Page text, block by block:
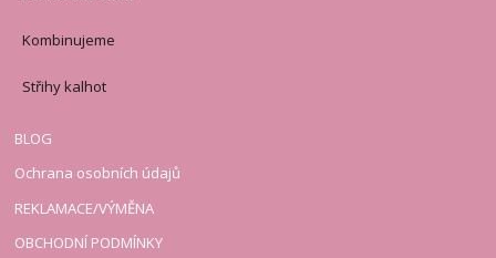
Kombinujeme
Střihy kalhot
BLOG
Ochrana osobních údajů
REKLAMACE/VÝMĚNA
OBCHODNÍ PODMÍNKY